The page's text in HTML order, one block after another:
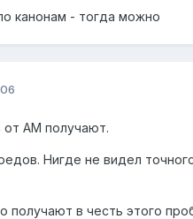
канонам - тогда можно
от АМ получают.
Нигде не видел
получают в честь этого